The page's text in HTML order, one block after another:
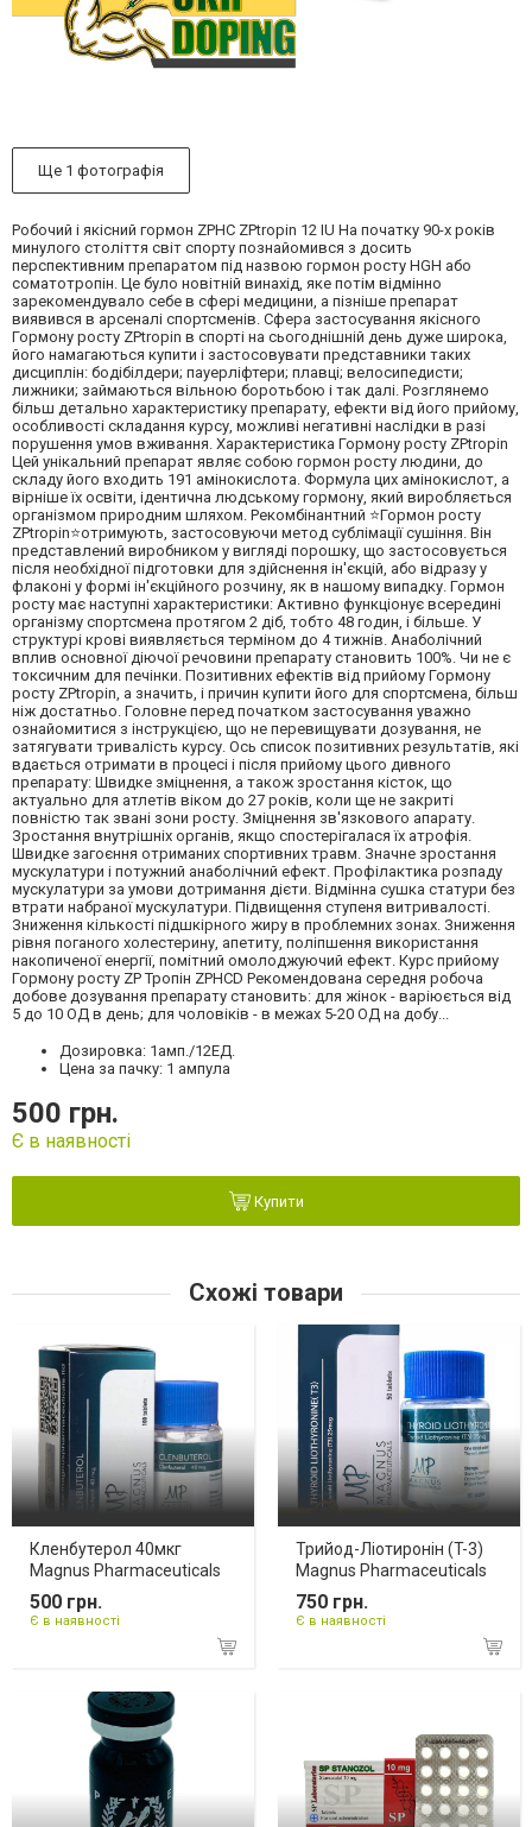
Ще 1 фотографія
Робочий і якісний гормон ZPHC ZPtropin 12 IU На початку 90-х років
минулого століття світ спорту познайомився з досить
перспективним препаратом під назвою гормон росту HGH або
соматотропін. Це було новітній винахід, яке потім відмінно
зарекомендувало себе в сфері медицини, а пізніше препарат
виявився в арсеналі спортсменів. Сфера застосування якісного
Гормону росту ZPtropin в спорті на сьогоднішній день дуже широка,
його намагаються купити і застосовувати представники таких
дисциплін: бодібілдери; пауерліфтери; плавці; велосипедисти;
лижники; займаються вільною боротьбою і так далі. Розглянемо
більш детально характеристику препарату, ефекти від його прийому,
особливості складання курсу, можливі негативні наслідки в разі
порушення умов вживання. Характеристика Гормону росту ZPtropin
Цей унікальний препарат являє собою гормон росту людини, до
складу його входить 191 амінокислота. Формула цих амінокислот, а
вірніше їх освіти, ідентична людському гормону, який виробляється
організмом природним шляхом. Рекомбінантний ⭐Гормон росту
ZPtropin⭐отримують, застосовуючи метод сублімації сушіння. Він
представлений виробником у вигляді порошку, що застосовується
після необхідної підготовки для здійснення ін'єкцій, або відразу у
флаконі у формі ін'єкційного розчину, як в нашому випадку. Гормон
росту має наступні характеристики: Активно функціонує всередині
організму спортсмена протягом 2 діб, тобто 48 годин, і більше. У
структурі крові виявляється терміном до 4 тижнів. Анаболічний
вплив основної діючої речовини препарату становить 100%. Чи не є
токсичним для печінки. Позитивних ефектів від прийому Гормону
росту ZPtropin, а значить, і причин купити його для спортсмена, більш
ніж достатньо. Головне перед початком застосування уважно
ознайомитися з інструкцією, що не перевищувати дозування, не
затягувати тривалість курсу. Ось список позитивних результатів, які
вдається отримати в процесі і після прийому цього дивного
препарату: Швидке зміцнення, а також зростання кісток, що
актуально для атлетів віком до 27 років, коли ще не закриті
повністю так звані зони росту. Зміцнення зв'язкового апарату.
Зростання внутрішніх органів, якщо спостерігалася їх атрофія.
Швидке загоєння отриманих спортивних травм. Значне зростання
мускулатури і потужний анаболічний ефект. Профілактика розпаду
мускулатури за умови дотримання дієти. Відмінна сушка статури без
втрати набраної мускулатури. Підвищення ступеня витривалості.
Зниження кількості підшкірного жиру в проблемних зонах. Зниження
рівня поганого холестерину, апетиту, поліпшення використання
накопиченої енергії, помітний омолоджуючий ефект. Курс прийому
Гормону росту ZP Тропін ZPHCD Рекомендована середня робоча
добове дозування препарату становить: для жінок - варіюється від
5 до 10 ОД в день; для чоловіків - в межах 5-20 ОД на добу...
Дозировка: 1амп./12ЕД.
Цена за пачку: 1 ампула
500 грн.
Є в наявності
Купити
Схожі товари
Кленбутерол 40мкг
Magnus Pharmaceuticals
500 грн.
Є в наявності
Трийод-Ліотиронін (T-3)
Magnus Pharmaceuticals
750 грн.
Є в наявності